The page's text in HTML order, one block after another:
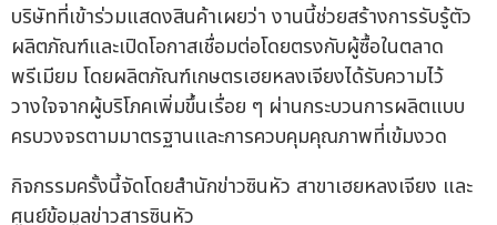
บริษัทที่เข้าร่วมแสดงสินค้าเผยว่า งานนี้ช่วยสร้างการรับรู้ตัว
ผลิตภัณฑ์และเปิดโอกาสเชื่อมต่อโดยตรงกับผู้ซื้อในตลาด
พรีเมียม โดยผลิตภัณฑ์เกษตรเฮยหลงเจียงได้รับความไว้
วางใจจากผู้บริโภคเพิ่มขึ้นเรื่อย ๆ ผ่านกระบวนการผลิตแบบ
ครบวงจรตามมาตรฐานและการควบคุมคุณภาพที่เข้มงวด
กิจกรรมครั้งนี้จัดโดยสำนักข่าวซินหัว สาขาเฮยหลงเจียง และ
ศูนย์ข้อมูลข่าวสารซินหัว